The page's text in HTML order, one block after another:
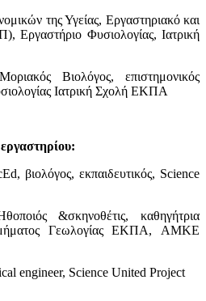
της Υγείας, Εργαστηριακό και
Εργαστήριο Φυσιολογίας, Ιατρική
Βιολόγος, επιστημονικός
Ιατρική Σχολή ΕΚΠΑ
βιολόγος, εκπαιδευτικός, Science
&σκηνοθέτις, καθηγήτρια
Γεωλογίας ΕΚΠΑ, AMKE
engineer, Science United Project